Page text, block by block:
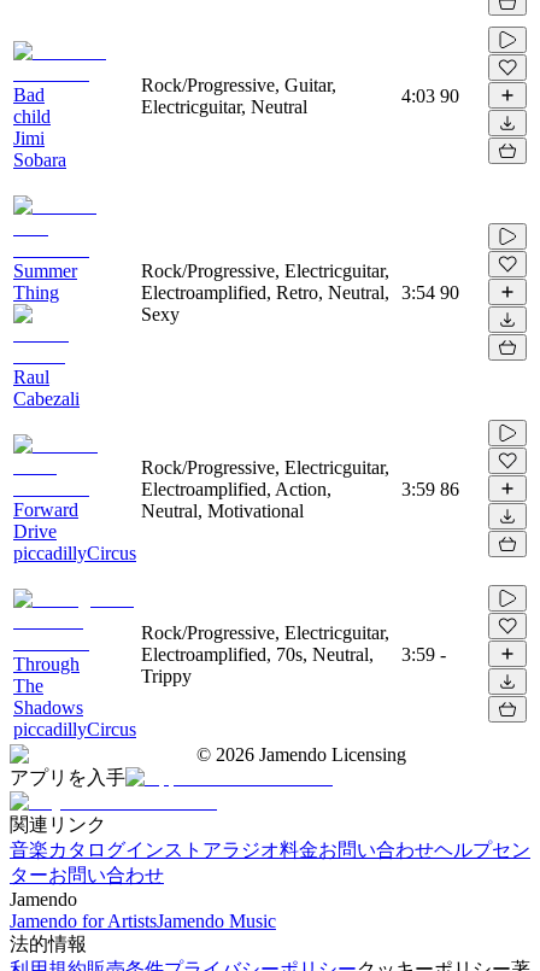
Bad
child
Jimi
Sobara
Rock/Progressive, Guitar,
Electricguitar, Neutral
4:03 90
Summer
Thing
Raul
Cabezali
Rock/Progressive, Electricguitar,
Electroamplified, Retro, Neutral,
Sexy
3:54 90
Forward
Drive
piccadillyCircus
Rock/Progressive, Electricguitar,
Electroamplified, Action,
Neutral, Motivational
3:59 86
Through
The
Shadows
piccadillyCircus
Rock/Progressive, Electricguitar,
Electroamplified, 70s, Neutral,
Trippy
3:59 -
© 2026 Jamendo Licensing
アプリを入手
関連リンク
音楽カタログインストアラジオ料金お問い合わせヘルプセン
ターお問い合わせ
Jamendo
Jamendo for ArtistsJamendo Music
法的情報